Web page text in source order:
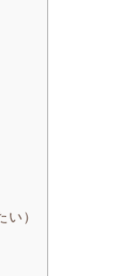
）